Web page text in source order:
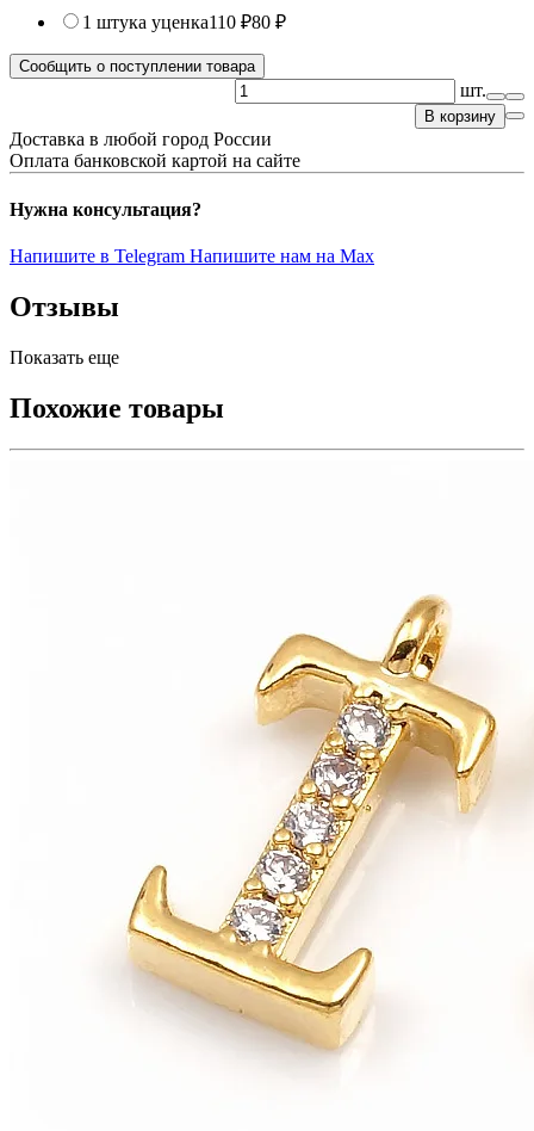
1 штука уценка110 ₽80 ₽
Сообщить о поступлении товара
шт.
В корзину
Доставка в любой город России
Оплата банковской картой на сайте
Нужна консультация?
Напишите в Telegram Напишите нам на Max
Отзывы
Показать еще
Похожие товары